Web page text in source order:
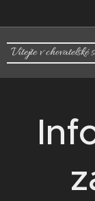
Vítejte v chovatelské